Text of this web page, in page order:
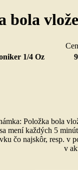
bola
1/4 Oz
Položka bola
mení každých 5
čo najskôr, resp. v
v